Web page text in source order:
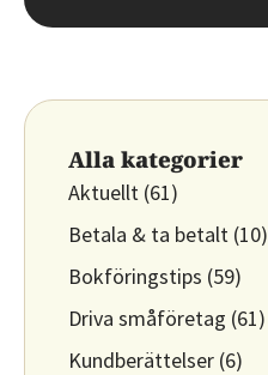
Alla kategorier
Aktuellt (61)
Betala & ta betalt (10)
Bokföringstips (59)
Driva småföretag (61)
Kundberättelser (6)